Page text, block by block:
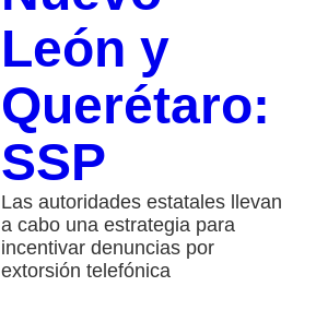
León y
Querétaro:
SSP
Las autoridades estatales llevan
a cabo una estrategia para
incentivar denuncias por
extorsión telefónica